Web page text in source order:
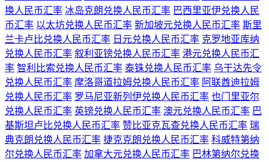
换人民币汇率 冰岛克朗兑换人民币汇率 巴西里亚伊兑换人民
币汇率 以太坊兑换人民币汇率 新加坡元兑换人民币汇率 斯里
兰卡卢比兑换人民币汇率 日元兑换人民币汇率 克罗地亚库纳
兑换人民币汇率 叙利亚镑兑换人民币汇率 港元兑换人民币汇
率 智利比索兑换人民币汇率 泰铢兑换人民币汇率 乌干达先令
兑换人民币汇率 摩洛哥道拉姆兑换人民币汇率 阿联酋迪拉姆
兑换人民币汇率 罗马尼亚新列伊兑换人民币汇率 也门里亚尔
兑换人民币汇率 英镑兑换人民币汇率 澳元兑换人民币汇率 巴
基斯坦卢比兑换人民币汇率 赞比亚克瓦查兑换人民币汇率 瑞
典克朗兑换人民币汇率 捷克克朗兑换人民币汇率 科威特第纳
尔兑换人民币汇率 加拿大元兑换人民币汇率 巴林第纳尔兑换